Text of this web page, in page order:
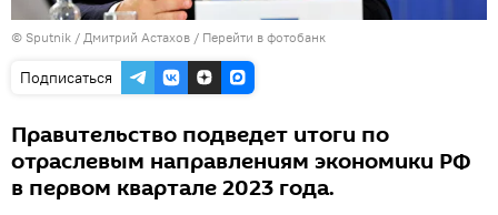
© Sputnik / Дмитрий Астахов / Перейти в фотобанк
Подписаться
Правительство подведет итоги по
отраслевым направлениям экономики РФ
в первом квартале 2023 года.